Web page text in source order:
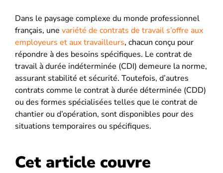
Dans le paysage complexe du monde professionnel
français, une variété de contrats de travail s’offre aux
employeurs et aux travailleurs, chacun conçu pour
répondre à des besoins spécifiques. Le contrat de
travail à durée indéterminée (CDI) demeure la norme,
assurant stabilité et sécurité. Toutefois, d’autres
contrats comme le contrat à durée déterminée (CDD)
ou des formes spécialisées telles que le contrat de
chantier ou d’opération, sont disponibles pour des
situations temporaires ou spécifiques.
Cet article couvre